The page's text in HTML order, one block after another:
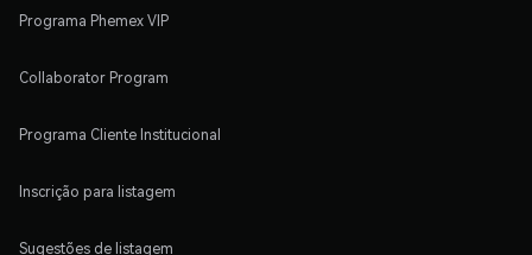
Programa Phemex VIP
Collaborator Program
Programa Cliente Institucional
Inscrição para listagem
Sugestões de listagem